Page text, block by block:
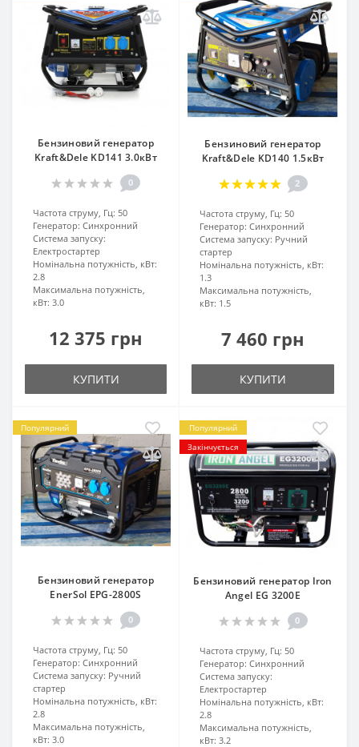
Бензиновий генератор
Kraft&Dele KD141 3.0кВт
0
Частота струму, Гц: 50
Генератор: Синхронний
Система запуску:
Електростартер
Номінальна потужність, кВт:
2.8
Максимальна потужність,
кВт: 3.0
12 375 грн
КУПИТИ
Бензиновий генератор
Kraft&Dele KD140 1.5кВт
2
Частота струму, Гц: 50
Генератор: Синхронний
Система запуску: Ручний
стартер
Номінальна потужність, кВт:
1.3
Максимальна потужність,
кВт: 1.5
7 460 грн
КУПИТИ
Популярний
Бензиновий генератор
EnerSol EPG-2800S
0
Частота струму, Гц: 50
Генератор: Синхронний
Система запуску: Ручний
стартер
Номінальна потужність, кВт:
2.8
Максимальна потужність,
кВт: 3.0
Популярний
Закінчується
Бензиновий генератор Iron
Angel EG 3200E
0
Частота струму, Гц: 50
Генератор: Синхронний
Система запуску:
Електростартер
Номінальна потужність, кВт:
2.8
Максимальна потужність,
кВт: 3.2